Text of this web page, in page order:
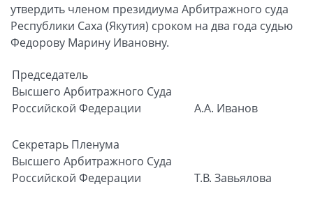
утвердить членом президиума Арбитражного суда
Республики Саха (Якутия) сроком на два года судью
Федорову Марину Ивановну.
Председатель
Высшего Арбитражного Суда
Российской Федерации
А.А. Иванов
Секретарь Пленума
Высшего Арбитражного Суда
Российской Федерации
Т.В. Завьялова